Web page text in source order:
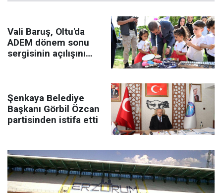
Vali Baruş, Oltu'da
ADEM dönem sonu
sergisinin açılışını
Şenkaya Belediye
Başkanı Görbil Özcan
partisinden istifa etti